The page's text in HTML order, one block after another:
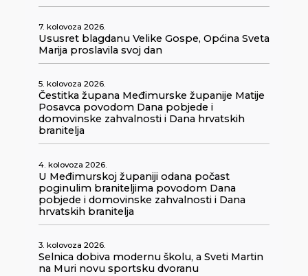
7. kolovoza 2026.
Ususret blagdanu Velike Gospe, Općina Sveta
Marija proslavila svoj dan
5. kolovoza 2026.
Čestitka župana Međimurske županije Matije
Posavca povodom Dana pobjede i
domovinske zahvalnosti i Dana hrvatskih
branitelja
4. kolovoza 2026.
U Međimurskoj županiji odana počast
poginulim braniteljima povodom Dana
pobjede i domovinske zahvalnosti i Dana
hrvatskih branitelja
3. kolovoza 2026.
Selnica dobiva modernu školu, a Sveti Martin
na Muri novu sportsku dvoranu